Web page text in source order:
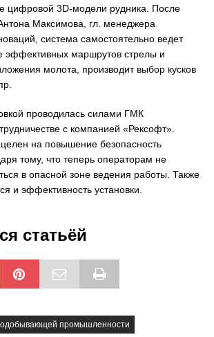
цифровой 3D-модели рудника. После
Максимова, гл. менеджера
система самостоятельно ведет
эффективных маршрутов стрелы и
молота, производит выбор кусков
проводилась силами ГМК
с компанией «Рексофт».
на повышение безопасность
тому, что теперь операторам не
в опасной зоне ведения работы. Также
и эффективность установки.
статьёй
промышленности